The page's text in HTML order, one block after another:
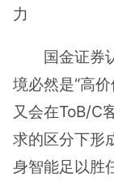
力
国金证券
境必然是“高
又会在ToB/C
求的区分下形
身智能足以胜